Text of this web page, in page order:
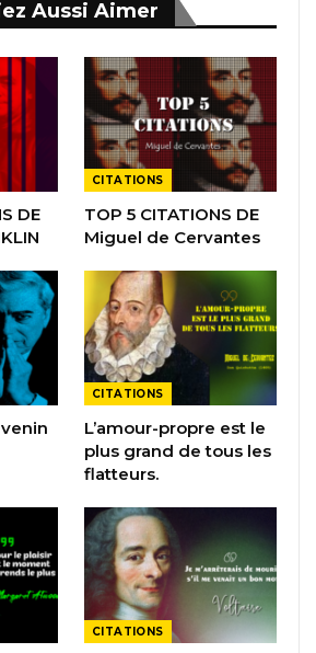
Aussi Aimer
DE
CITATIONS
TOP 5 CITATIONS DE
Miguel de Cervantes
CITATIONS
L’amour-propre est le
plus grand de tous les
flatteurs.
CITATIONS